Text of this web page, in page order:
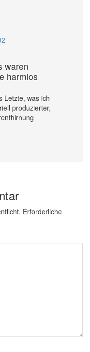
waren
harmlos
Letzte, was ich
produzierter,
Erforderliche